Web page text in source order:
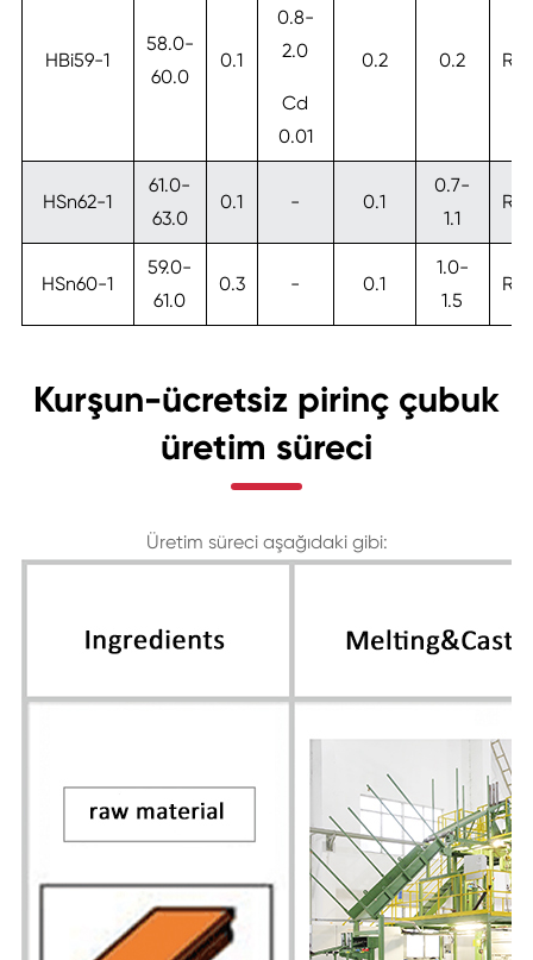
HBi59-1
58.0-
60.0
0.1
0.8-
2.0
Cd
0.01
0.2 0.2
HSn62-1
61.0-
63.0
0.1 - 0.1
0.7-
1.1
HSn60-1
59.0-
61.0
0.3 - 0.1
1.0-
1.5
Kurşun-ücretsiz pirinç çubuk
üretim süreci
Üretim süreci aşağıdaki gibi: